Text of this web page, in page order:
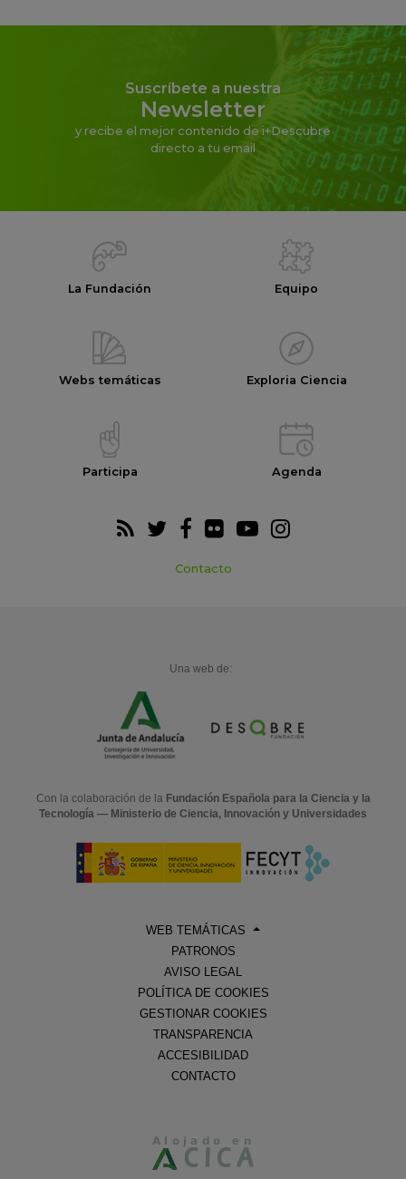
Suscríbete a nuestra
Newsletter
y recibe el mejor contenido de i+Descubre
directo a tu email
La Fundación Equipo
Webs temáticas Exploria Ciencia
Participa Agenda
Contacto
Una web de:
Con la colaboración de la Fundación Española para la Ciencia y la
Tecnología — Ministerio de Ciencia, Innovación y Universidades
WEB TEMÁTICAS
PATRONOS
AVISO LEGAL
POLÍTICA DE COOKIES
GESTIONAR COOKIES
TRANSPARENCIA
ACCESIBILIDAD
CONTACTO